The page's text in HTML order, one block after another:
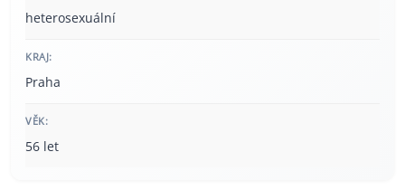
heterosexuální
KRAJ:
Praha
VĚK:
56 let